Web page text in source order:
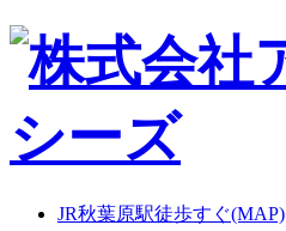
JR秋葉原駅徒歩すぐ(MAP)